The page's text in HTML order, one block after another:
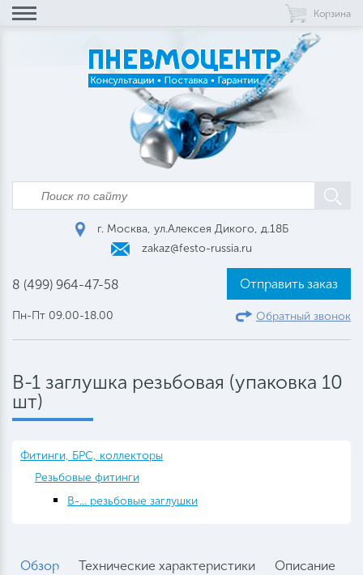
Корзина
г. Москва, ул.Алексея Дикого, д.18Б
zakaz@festo-russia.ru
8 (499) 964-47-58
Пн-Пт 09.00-18.00
Отправить заказ
Обратный звонок
B-1 заглушка резьбовая (упаковка 10
шт)
Фитинги, БРС, коллекторы
Резьбовые фитинги
B-... резьбовые заглушки
Обзор Технические характеристики Описание